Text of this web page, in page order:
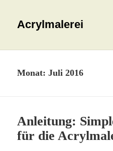
Acrylmalerei
Monat:Juli 2016
Anleitung:
für die